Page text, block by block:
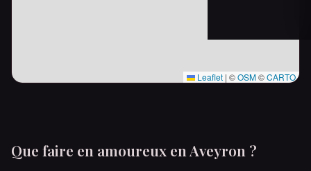
Leaflet | ©OSM©CARTO
Que faire en amoureux en Aveyron ?